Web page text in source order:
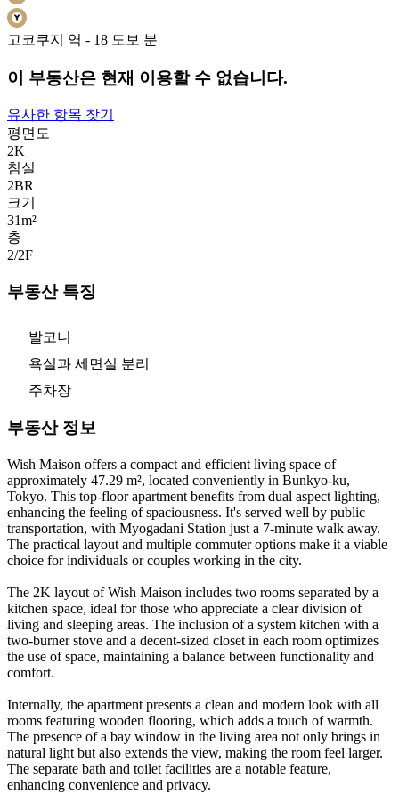
고코쿠지 역 - 18 도보 분
이 부동산은 현재 이용할 수 없습니다.
유사한 항목 찾기
평면도
2K
침실
2BR
크기
31m²
층
2/2F
부동산 특징
발코니
욕실과 세면실 분리
주차장
부동산 정보
Wish Maison offers a compact and efficient living space of
approximately 47.29 m², located conveniently in Bunkyo-ku,
Tokyo. This top-floor apartment benefits from dual aspect lighting,
enhancing the feeling of spaciousness. It's served well by public
transportation, with Myogadani Station just a 7-minute walk away.
The practical layout and multiple commuter options make it a viable
choice for individuals or couples working in the city.
The 2K layout of Wish Maison includes two rooms separated by a
kitchen space, ideal for those who appreciate a clear division of
living and sleeping areas. The inclusion of a system kitchen with a
two-burner stove and a decent-sized closet in each room optimizes
the use of space, maintaining a balance between functionality and
comfort.
Internally, the apartment presents a clean and modern look with all
rooms featuring wooden flooring, which adds a touch of warmth.
The presence of a bay window in the living area not only brings in
natural light but also extends the view, making the room feel larger.
The separate bath and toilet facilities are a notable feature,
enhancing convenience and privacy.